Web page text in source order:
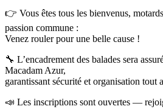
👉 Vous êtes tous les bienvenus,
passion commune :
Venez rouler pour une belle cause !
🔧 L’encadrement des balades sera
Macadam Azur,
garantissant sécurité et organisation tout
📣 Les inscriptions sont ouvertes —